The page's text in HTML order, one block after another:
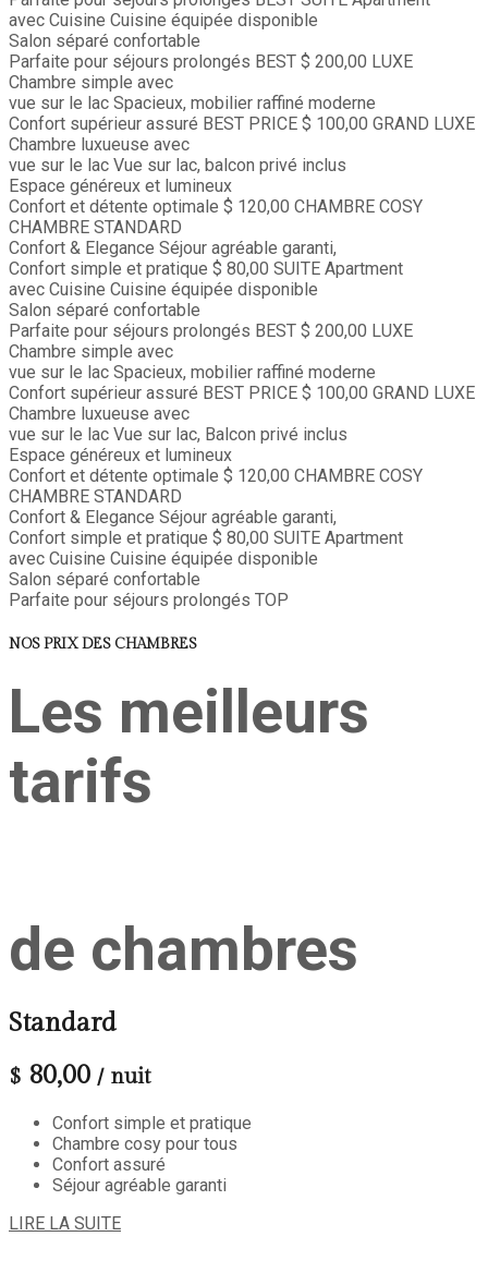
avec Cuisine Cuisine équipée disponible
Salon séparé confortable
Parfaite pour séjours prolongés BEST $ 200,00 LUXE
Chambre simple avec
vue sur le lac Spacieux, mobilier raffiné moderne
Confort supérieur assuré BEST PRICE $ 100,00 GRAND LUXE
Chambre luxueuse avec
vue sur le lac Vue sur lac, balcon privé inclus
Espace généreux et lumineux
Confort et détente optimale $ 120,00 CHAMBRE COSY
CHAMBRE STANDARD
Confort & Elegance Séjour agréable garanti,
Confort simple et pratique $ 80,00 SUITE Apartment
avec Cuisine Cuisine équipée disponible
Salon séparé confortable
Parfaite pour séjours prolongés BEST $ 200,00 LUXE
Chambre simple avec
vue sur le lac Spacieux, mobilier raffiné moderne
Confort supérieur assuré BEST PRICE $ 100,00 GRAND LUXE
Chambre luxueuse avec
vue sur le lac Vue sur lac, Balcon privé inclus
Espace généreux et lumineux
Confort et détente optimale $ 120,00 CHAMBRE COSY
CHAMBRE STANDARD
Confort & Elegance Séjour agréable garanti,
Confort simple et pratique $ 80,00 SUITE Apartment
avec Cuisine Cuisine équipée disponible
Salon séparé confortable
Parfaite pour séjours prolongés TOP
NOS PRIX DES CHAMBRES
Les meilleurs
tarifs
de chambres
Standard
$ 80,00 / nuit
Confort simple et pratique
Chambre cosy pour tous
Confort assuré
Séjour agréable garanti
LIRE LA SUITE